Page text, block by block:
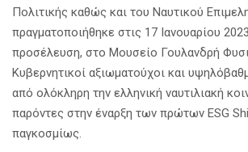
Πολιτικής καθώς και του Ναυτικού
πραγματοποιήθηκε στις 17 Ιανουαρίου
προσέλευση, στο Μουσείο Γουλανδρή
Κυβερνητικοί αξιωματούχοι και
από ολόκληρη την ελληνική ναυτιλιακή
παρόντες στην έναρξη των πρώτων ESG
παγκοσμίως.